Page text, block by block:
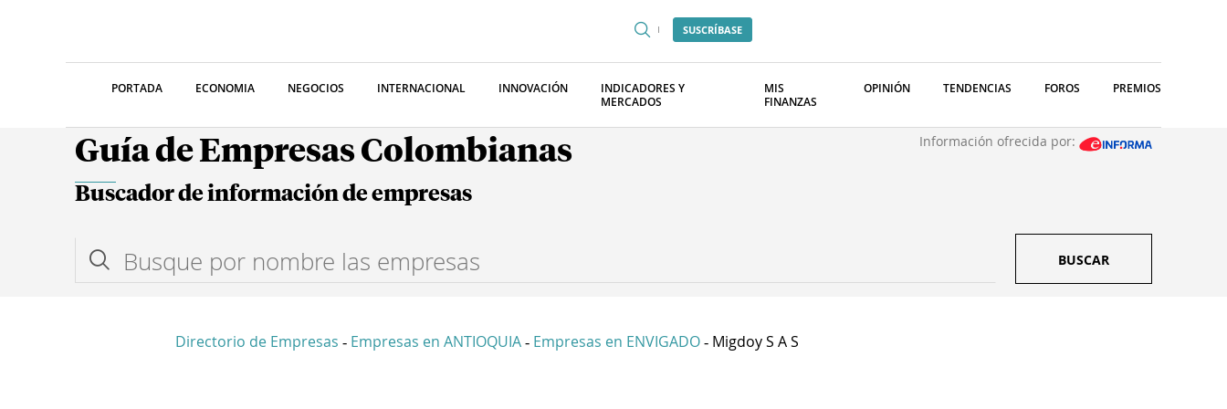
SUSCRÍBASE
PORTADA ECONOMIA NEGOCIOS INTERNACIONAL INNOVACIÓN
INDICADORES Y
MERCADOS
MIS
FINANZAS
OPINIÓN TENDENCIAS FOROS PREMIOS
Guía de Empresas Colombianas Información ofrecida por:
Buscador de información de empresas
BUSCAR
Directorio de Empresas - Empresas en ANTIOQUIA - Empresas en ENVIGADO - Migdoy S A S